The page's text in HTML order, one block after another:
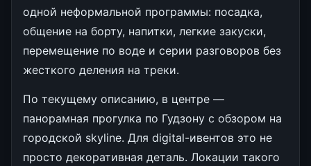
одной неформальной программы: посадка,
общение на борту, напитки, легкие закуски,
перемещение по воде и серии разговоров без
жесткого деления на треки.
По текущему описанию, в центре —
панорамная прогулка по Гудзону с обзором на
городской skyline. Для digital-ивентов это не
просто декоративная деталь. Локации такого